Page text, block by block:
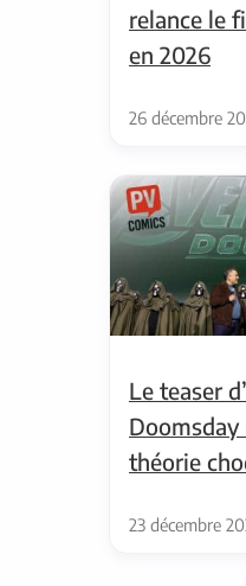
relance le
en 2026
26 décembre
Le teaser
Doomsday
théorie
23 décembre